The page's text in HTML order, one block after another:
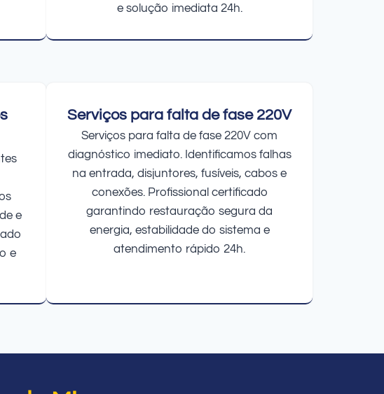
e solução imediata 24h.
e
e
Serviços para falta de fase 220V
Serviços para falta de fase 220V com
diagnóstico imediato. Identificamos falhas
na entrada, disjuntores, fusíveis, cabos e
conexões. Profissional certificado
garantindo restauração segura da
energia, estabilidade do sistema e
atendimento rápido 24h.